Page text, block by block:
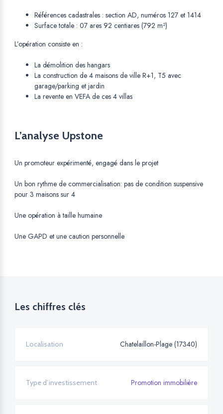
Références cadastrales : section AD, numéros 127 et 1414
Surface totale : 07 ares 92 centiares (792 m²)
L’opération consiste en :
La démolition des hangars
La construction de 4 maisons de ville R+1, T5 avec
garage/parking et jardin
La revente en VEFA de ces 4 villas
L’analyse Upstone
Un promoteur expérimenté, engagé dans le projet
Un bon rythme de commercialisation: pas de condition suspensive
pour 3 maisons sur 4
Une opération à taille humaine
Une GAPD et une caution personnelle
Les chiffres clés
Localisation Chatelaillon-Plage (17340)
Type d’investissement Promotion immobilière